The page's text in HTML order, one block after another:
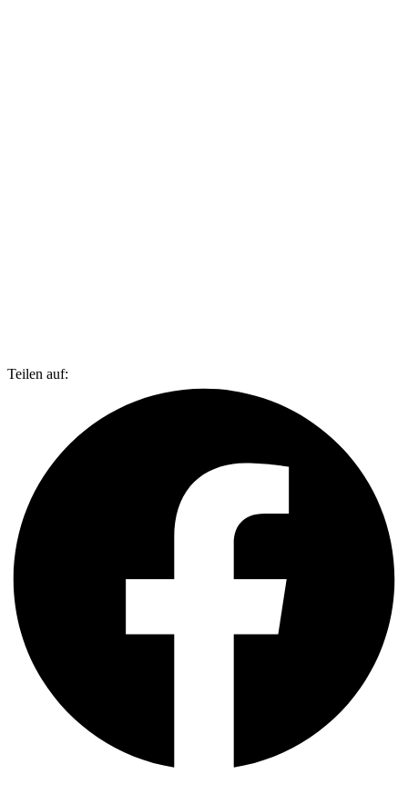
Teilen auf: